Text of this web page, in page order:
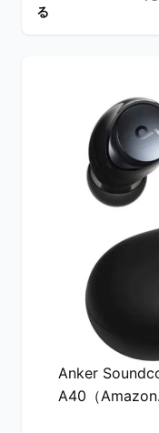
る
Anker
A40（